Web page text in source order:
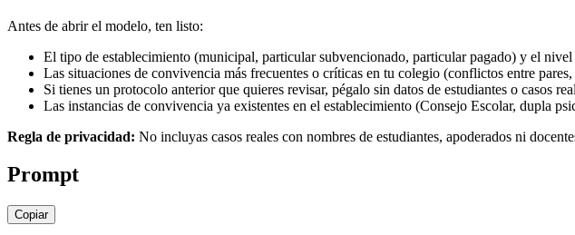
Antes de abrir el modelo, ten listo:
El tipo de establecimiento (municipal, particular subvencionado, particular pagado) y el nivel
Las situaciones de convivencia más frecuentes o críticas en tu colegio (conflictos entre
Si tienes un protocolo anterior que quieres revisar, pégalo sin datos de estudiantes o casos
Las instancias de convivencia ya existentes en el establecimiento (Consejo Escolar, dupla
Regla de privacidad: No incluyas casos reales con nombres de estudiantes, apoderados ni
Prompt
Copiar